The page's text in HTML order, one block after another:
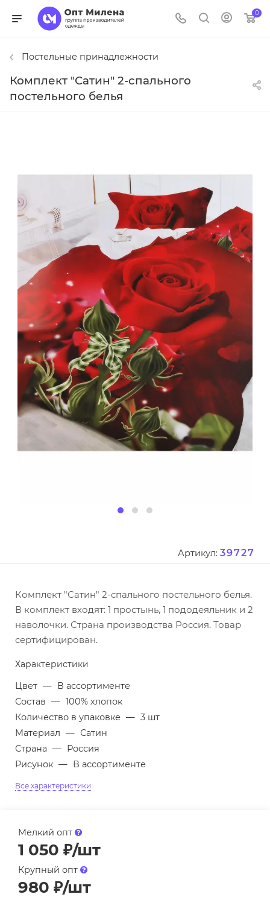
0
Постельные принадлежности
Комплект "Сатин" 2-спального
постельного белья
Артикул: 39727
Комплект "Сатин" 2-спального постельного белья.
В комплект входят: 1 простынь, 1 пододеяльник и 2
наволочки. Страна производства Россия. Товар
сертифицирован.
Характеристики
Цвет — В ассортименте
Состав — 100% хлопок
Количество в упаковке — 3 шт
Материал — Сатин
Страна — Россия
Рисунок — В ассортименте
Все характеристики
Мелкий опт
1 050 ₽/шт
Крупный опт
980 ₽/шт